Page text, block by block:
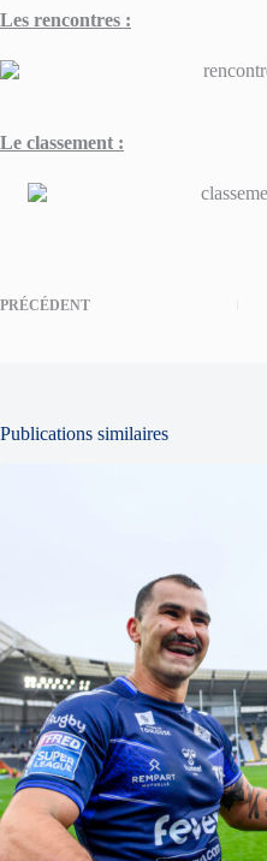
Les rencontres :
Le classement :
PRÉCÉDENT
Publications similaires